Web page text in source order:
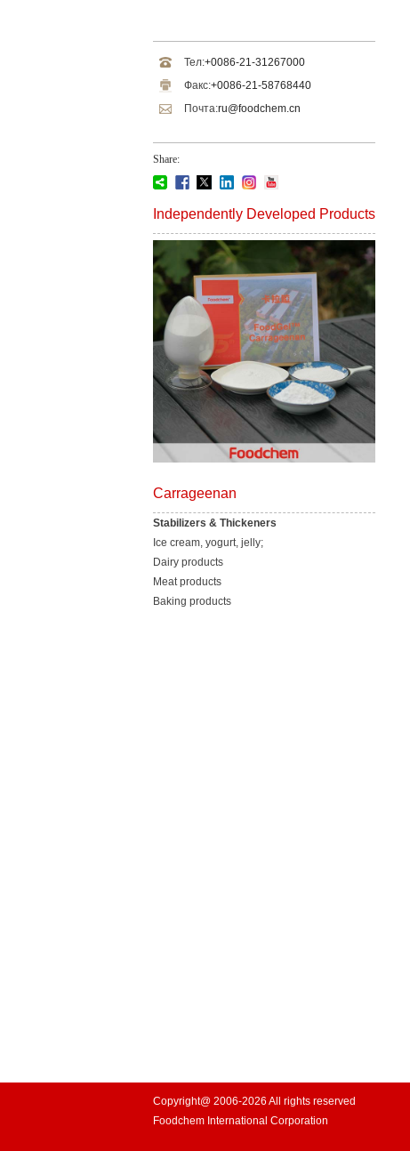
Тел:+0086-21-31267000
Факс:+0086-21-58768440
Почта:ru@foodchem.cn
Share:
Independently Developed Products
Carrageenan
Stabilizers & Thickeners
Ice cream, yogurt, jelly;
Dairy products
Meat products
Baking products
Copyright@ 2006-2026 All rights reserved
Foodchem International Corporation